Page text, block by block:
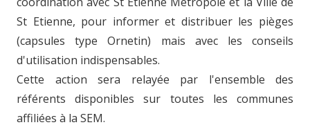
St Etienne, pour informer et distribuer les pièges
(capsules type Ornetin) mais avec les conseils
d'utilisation indispensables.
Cette action sera relayée par l'ensemble des
référents disponibles sur toutes les communes
affiliées à la SEM.